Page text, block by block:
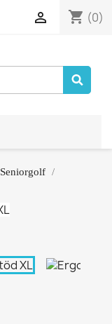
shopping_cart (0)

Seniorgolf